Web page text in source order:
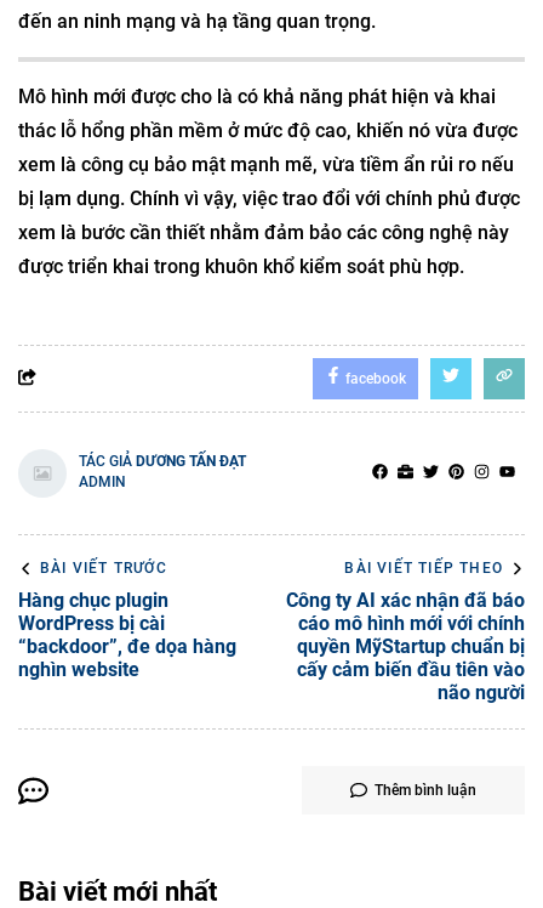
đến an ninh mạng và hạ tầng quan trọng.
Mô hình mới được cho là có khả năng phát hiện và khai
thác lỗ hổng phần mềm ở mức độ cao, khiến nó vừa được
xem là công cụ bảo mật mạnh mẽ, vừa tiềm ẩn rủi ro nếu
bị lạm dụng. Chính vì vậy, việc trao đổi với chính phủ được
xem là bước cần thiết nhằm đảm bảo các công nghệ này
được triển khai trong khuôn khổ kiểm soát phù hợp.
facebook
TÁC GIẢ DƯƠNG TẤN ĐẠT
ADMIN
BÀI VIẾT TRƯỚC
Hàng chục plugin
WordPress bị cài
“backdoor”, đe dọa hàng
nghìn website
BÀI VIẾT TIẾP THEO
Công ty AI xác nhận đã báo
cáo mô hình mới với chính
quyền MỹStartup chuẩn bị
cấy cảm biến đầu tiên vào
não người
Thêm bình luận
Bài viết mới nhất